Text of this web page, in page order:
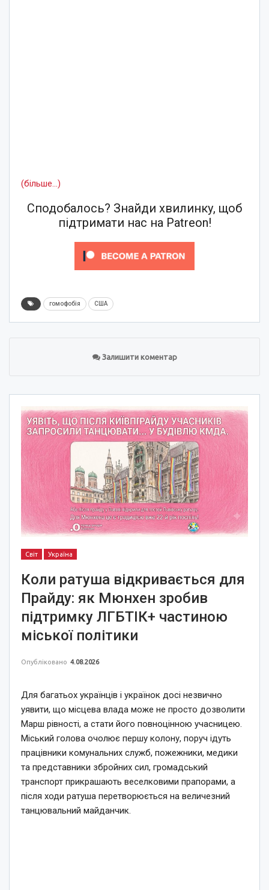
(більше…)
Сподобалось? Знайди хвилинку, щоб
підтримати нас на Patreon!
гомофобія США
Залишити коментар
Світ Україна
Коли ратуша відкривається для
Прайду: як Мюнхен зробив
підтримку ЛГБТІК+ частиною
міської політики
Опубліковано 4.08.2026
Для багатьох українців і українок досі незвично
уявити, що місцева влада може не просто дозволити
Марш рівності, а стати його повноцінною учасницею.
Міський голова очолює першу колону, поруч ідуть
працівники комунальних служб, пожежники, медики
та представники збройних сил, громадський
транспорт прикрашають веселковими прапорами, а
після ходи ратуша перетворюється на величезний
танцювальний майданчик.